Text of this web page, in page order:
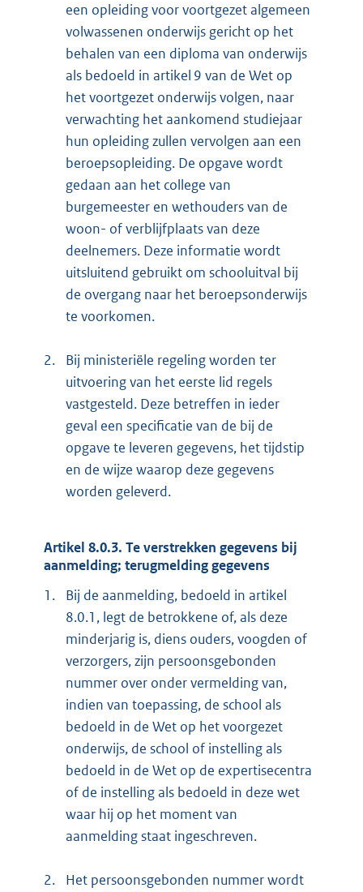
een opleiding voor voortgezet algemeen
volwassenen onderwijs gericht op het
behalen van een diploma van onderwijs
als bedoeld in artikel 9 van de Wet op
het voortgezet onderwijs volgen, naar
verwachting het aankomend studiejaar
hun opleiding zullen vervolgen aan een
beroepsopleiding. De opgave wordt
gedaan aan het college van
burgemeester en wethouders van de
woon- of verblijfplaats van deze
deelnemers. Deze informatie wordt
uitsluitend gebruikt om schooluitval bij
de overgang naar het beroepsonderwijs
te voorkomen.
2.
Bij ministeriële regeling worden ter
uitvoering van het eerste lid regels
vastgesteld. Deze betreffen in ieder
geval een specificatie van de bij de
opgave te leveren gegevens, het tijdstip
en de wijze waarop deze gegevens
worden geleverd.
Artikel 8.0.3. Te verstrekken gegevens bij
aanmelding; terugmelding gegevens
1.
Bij de aanmelding, bedoeld in artikel
8.0.1, legt de betrokkene of, als deze
minderjarig is, diens ouders, voogden of
verzorgers, zijn persoonsgebonden
nummer over onder vermelding van,
indien van toepassing, de school als
bedoeld in de Wet op het voorgezet
onderwijs, de school of instelling als
bedoeld in de Wet op de expertisecentra
of de instelling als bedoeld in deze wet
waar hij op het moment van
aanmelding staat ingeschreven.
2.
Het persoonsgebonden nummer wordt